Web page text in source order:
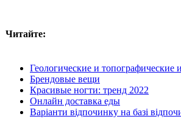
Читайте:
Геологические и топографические
Брендовые вещи
Красивые ногти: тренд 2022
Онлайн доставка еды
Варіанти відпочинку на базі